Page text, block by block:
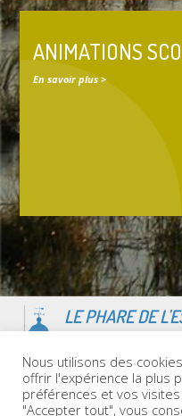
ANIMATIONS
En savoir plus >
LE PHARE DE
newsletter!
Nous utilisons des
offrir l'expérience la plus
préférences et vos
"Accepter tout", vous